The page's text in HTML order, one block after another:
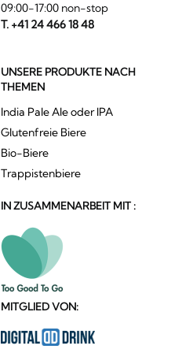
09:00-17:00 non-stop
T. +41 24 466 18 48
UNSERE PRODUKTE NACH
THEMEN
India Pale Ale oder IPA
Glutenfreie Biere
Bio-Biere
Trappistenbiere
IN ZUSAMMENARBEIT MIT :
MITGLIED VON: